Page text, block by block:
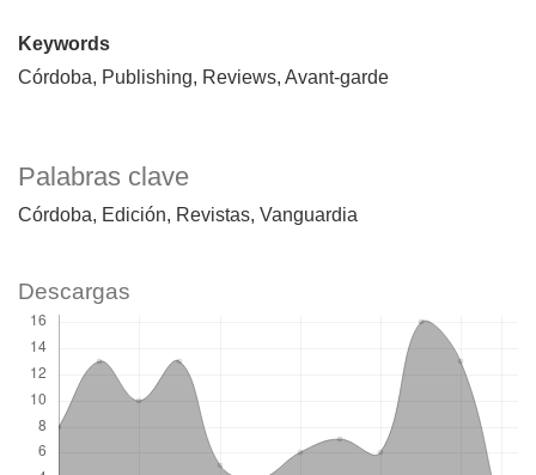
Palabras clave
Córdoba Edición Revistas Vanguardia
Keywords
Córdoba, Publishing, Reviews, Avant-garde
Descargas